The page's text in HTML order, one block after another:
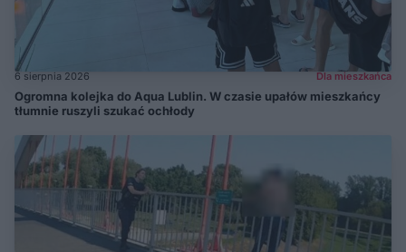
6 sierpnia 2026 Dla mieszkańca
Ogromna kolejka do Aqua Lublin. W czasie upałów mieszkańcy
tłumnie ruszyli szukać ochłody